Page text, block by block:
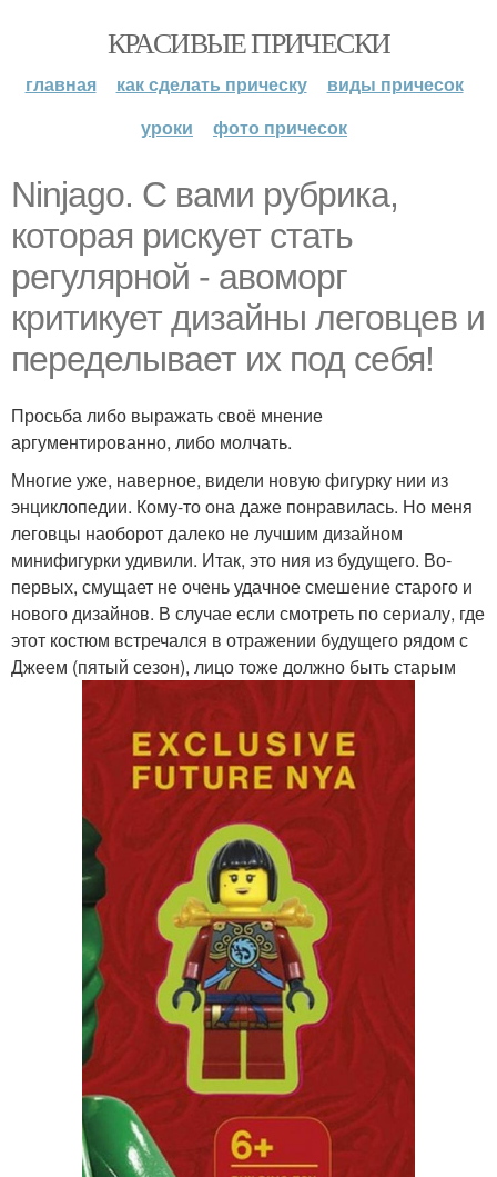
КРАСИВЫЕ ПРИЧЕСКИ
главная как сделать прическу
виды причесок
уроки
фото причесок
Ninjago. С вами рубрика,
которая рискует стать
регулярной - авоморг
критикует дизайны леговцев и
переделывает их под себя!
Просьба либо выражать своё мнение
аргументированно, либо молчать.
Многие уже, наверное, видели новую фигурку нии из
энциклопедии. Кому-то она даже понравилась. Но меня
леговцы наоборот далеко не лучшим дизайном
минифигурки удивили. Итак, это ния из будущего. Во-
первых, смущает не очень удачное смешение старого и
нового дизайнов. В случае если смотреть по сериалу, где
этот костюм встречался в отражении будущего рядом с
Джеем (пятый сезон), лицо тоже должно быть старым